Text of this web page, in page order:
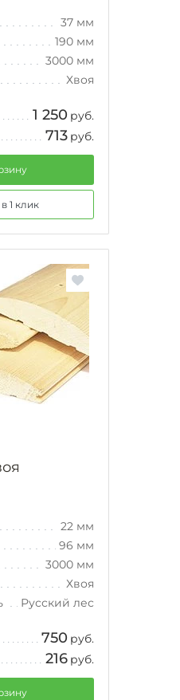
37 мм
190 мм
3000 мм
Хвоя
1 250 руб.
713 руб.
1 клик
22 мм
96 мм
3000 мм
Хвоя
Русский лес
750 руб.
216 руб.